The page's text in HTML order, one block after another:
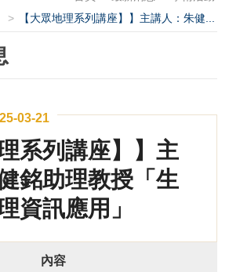
【大眾地理系列講座】】主講人：朱健...
03-21
系列講座】】主
銘助理教授「生
資訊應用」
內容